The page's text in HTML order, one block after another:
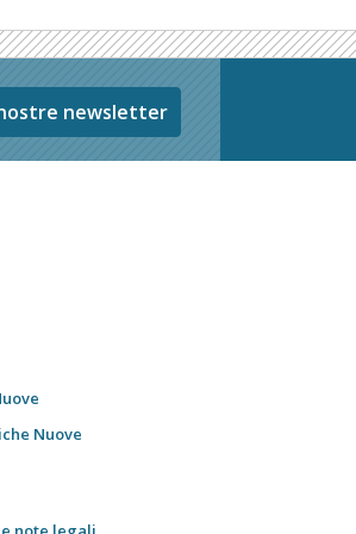
newsletter
Nuove